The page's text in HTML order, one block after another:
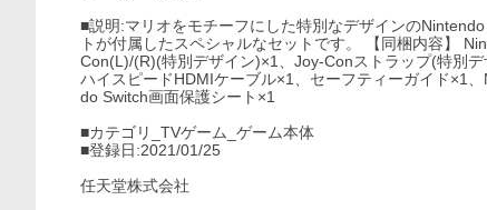
■説明:マリオをモチーフにした特別なデザインの
トが付属したスペシャルなセットです。 【同梱内容】
Con(L)/(R)(特別デザイン)×1、Joy-Conストラップ(特別
ハイスピードHDMIケーブル×1、セーフティーガイド×1
do Switch画面保護シート×1
■カテゴリ_TVゲーム_ゲーム本体
■登録日:2021/01/25
任天堂株式会社